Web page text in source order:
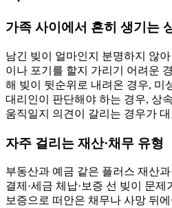
가족 사이에서 흔히 생기는
남긴 빚이 얼마인지 분명하지 않
이나 포기를 할지 가리기 어려운
해 빚이 뒷순위로 내려온 경우, 미
대리인이 판단해야 하는 경우, 상
움직일지 의견이 갈리는 경우가
자주 걸리는 재산·채무 유형
부동산과 예금 같은 플러스 재산과
결제·세금 체납·보증 선 빚이 문제
보증으로 떠안은 채무나 사망 뒤